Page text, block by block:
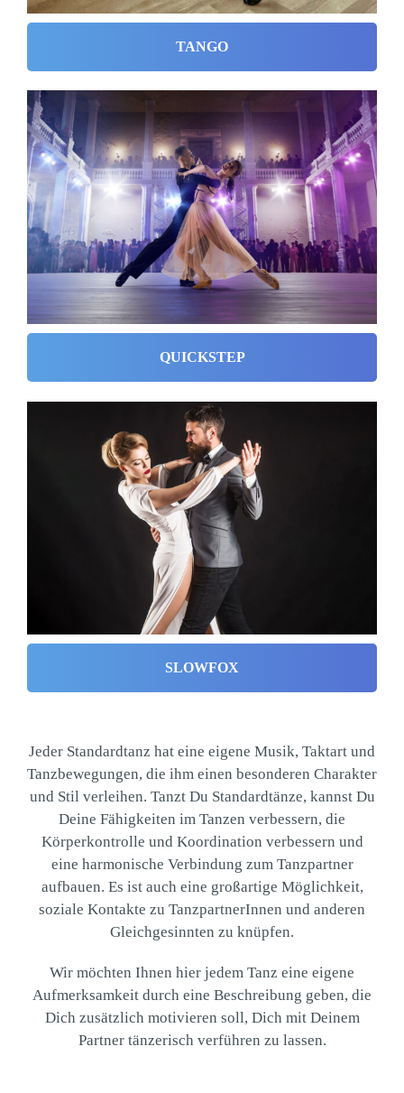
TANGO
QUICKSTEP
SLOWFOX
Jeder Standardtanz hat eine eigene Musik, Taktart und
Tanzbewegungen, die ihm einen besonderen Charakter
und Stil verleihen. Tanzt Du Standardtänze, kannst Du
Deine Fähigkeiten im Tanzen verbessern, die
Körperkontrolle und Koordination verbessern und
eine harmonische Verbindung zum Tanzpartner
aufbauen. Es ist auch eine großartige Möglichkeit,
soziale Kontakte zu TanzpartnerInnen und anderen
Gleichgesinnten zu knüpfen.
Wir möchten Ihnen hier jedem Tanz eine eigene
Aufmerksamkeit durch eine Beschreibung geben, die
Dich zusätzlich motivieren soll, Dich mit Deinem
Partner tänzerisch verführen zu lassen.